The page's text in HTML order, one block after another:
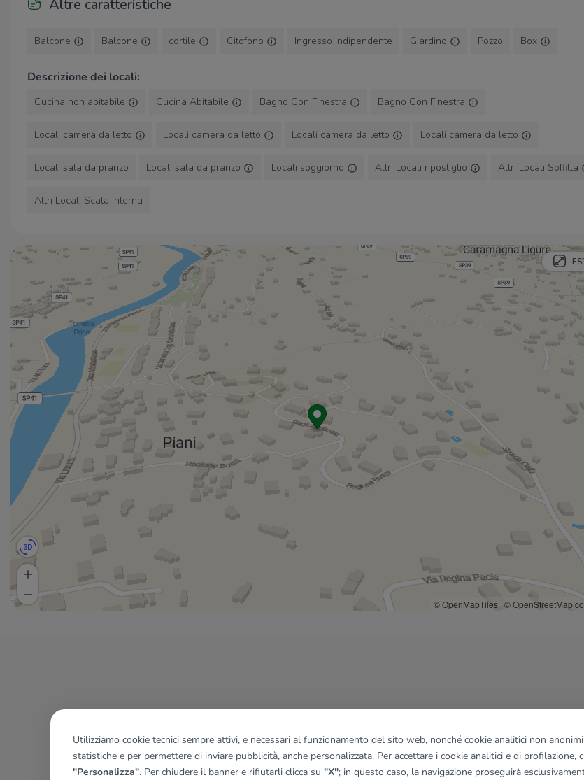
Negozi
Ristoranti
1,2 Km
Ristorante Pizzeria La Bonga
1,5 Km
1,5 Km
Altre caratteristiche
Balcone Balcone cortile Citofono Ingresso Indipendente Giardino Pozzo Box
Descrizione dei locali:
Cucina non abitabile Cucina Abitabile Bagno Con Finestra Bagno Con Finestra
Locali camera da letto Locali camera da letto Locali camera da letto Locali camera da letto
Locali sala da pranzo Locali sala da pranzo Locali soggiorno Altri Locali ripostiglio Altri Locali Soffitta
Altri Locali Scala Interna
© OpenMapTiles | © OpenStreetMap
Utilizziamo cookie tecnici sempre attivi, e necessari al funzionamento del sito web, nonché cookie analitici non
statistiche e per permettere di inviare pubblicità, anche personalizzata. Per accettare i cookie analitici e di profilazione,
"Personalizza". Per chiudere il banner e rifiutarli clicca su "X"; in questo caso, la navigazione proseguirà